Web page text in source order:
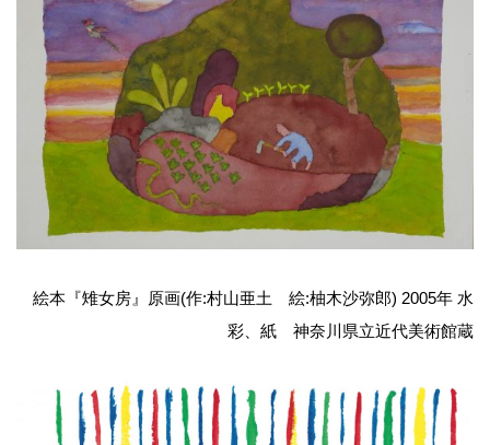
絵本『雉女房』原画(作:村山亜土 絵:柚木沙弥郎) 2005年 水
彩、紙 神奈川県立近代美術館蔵